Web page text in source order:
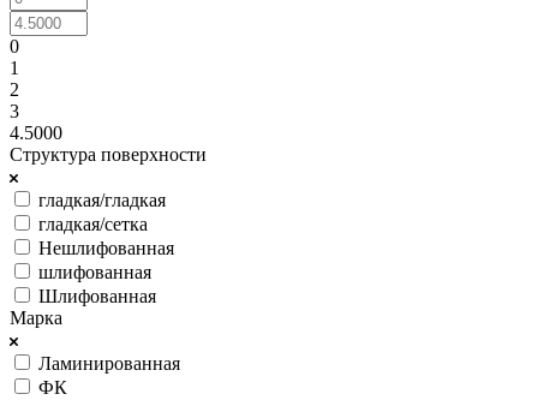
0
1
2
3
4.5000
Структура поверхности
гладкая/гладкая
гладкая/сетка
Нешлифованная
шлифованная
Шлифованная
Марка
Ламинированная
ФК